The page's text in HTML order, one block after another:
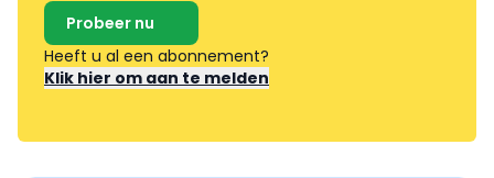
Probeer nu
Heeft u al een abonnement?
Klik hier om aan te melden